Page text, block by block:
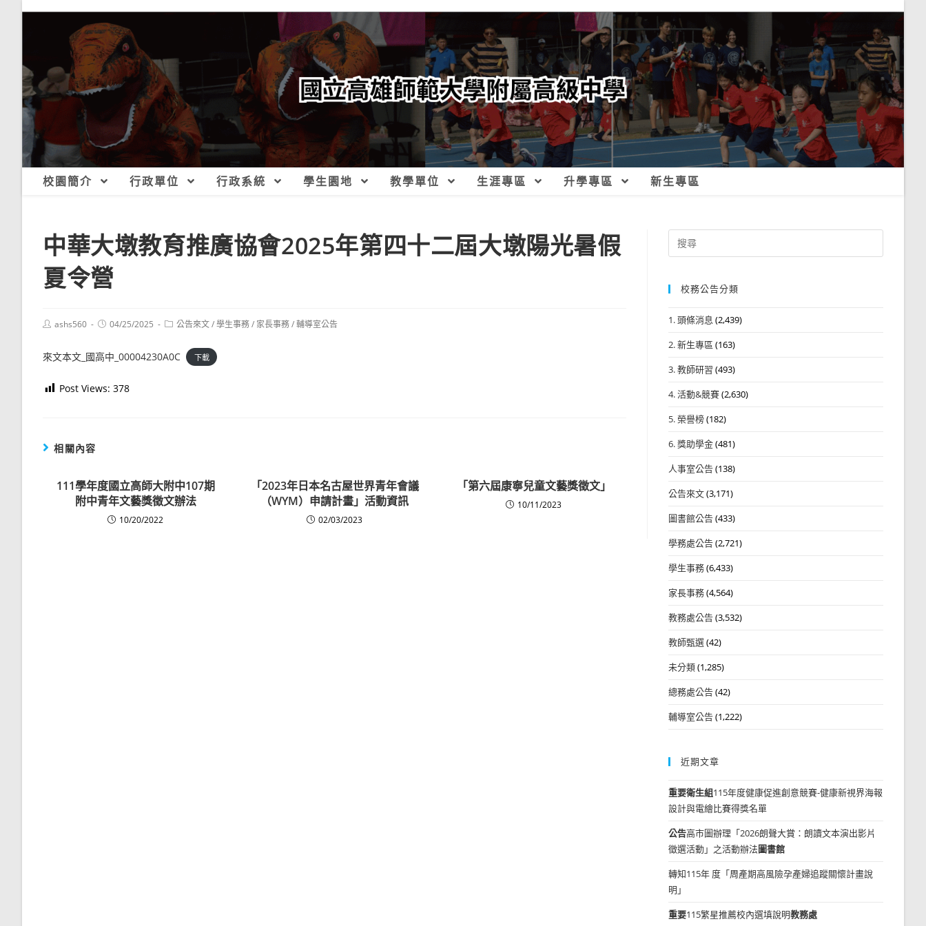
校園簡介 行政單位 行政系統 學生園地 教學單位 生涯專區 升學專區 新生專區
中華大墩教育推廣協會2025年第四十二屆大墩陽光暑假
夏令營
Postashs560
Post04/25/2025
Post公告來文/學生事務/ 家長事務/輔導室公告
來文本文_國高中_00004230A0C 下載
Post Views: 378
相關內容
111學年度國立高師大附中107期
附中青年文藝獎徵文辦法
10/20/2022
「2023年日本名古屋世界青年會議
（WYM）申請計畫」活動資訊
02/03/2023
「第六屆康寧兒童文藝獎徵文」
10/11/2023
Search
for:
校務公告分類
1. 頭條消息 (2,439)
2. 新生專區 (163)
3. 教師研習 (493)
4. 活動&競賽(2,630)
5. 榮譽榜(182)
6. 獎助學金(481)
人事室公告(138)
公告來文(3,171)
圖書館公告(433)
學務處公告(2,721)
學生事務(6,433)
家長事務(4,564)
教務處公告(3,532)
教師甄選(42)
未分類(1,285)
總務處公告(42)
輔導室公告(1,222)
近期文章
重要衛生組115年度健康促進創意競賽-健康新視界海報
設計與電繪比賽得獎名單
公告高市圖辦理「2026朗聲大賞：朗讀文本演出影片
徵選活動」之活動辦法圖書館
轉知115年 度「周產期高風險孕產婦追蹤關懷計畫說
明」
重要115繁星推薦校內選填說明教務處